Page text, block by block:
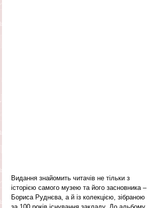
Видання знайомить читачів не тільки з
історією самого музею та його засновника –
Бориса Руднєва, а й із колекцією, зібраною